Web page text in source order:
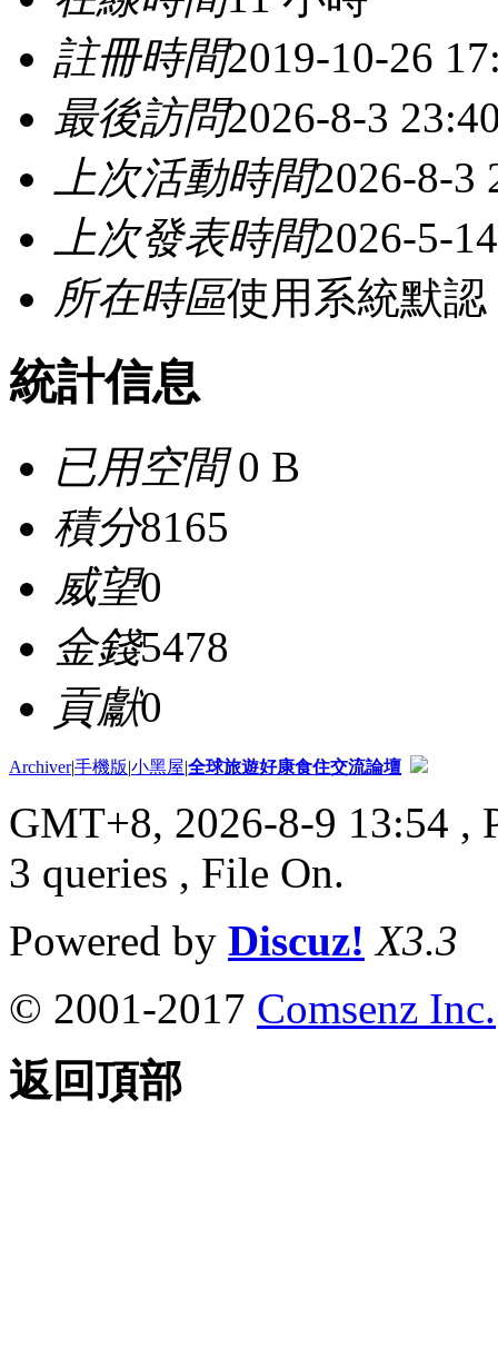
註冊時間2019-10-26
最後訪問2026-8-3
上次活動時間2026-8-3
上次發表時間2026-5-
所在時區使用系統默認
統計信息
已用空間0 B
積分8165
威望0
金錢5478
貢獻0
Archiver|手機版|小黑屋|全球旅遊好康食住交流論壇
GMT+8, 2026-8-9 13:54 ,
3 queries , File On.
Powered by Discuz! X3.3
© 2001-2017 Comsenz Inc.
返回頂部